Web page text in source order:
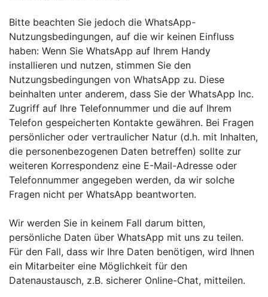
Bitte beachten Sie jedoch die WhatsApp-
Nutzungsbedingungen, auf die wir keinen Einfluss
haben: Wenn Sie WhatsApp auf Ihrem Handy
installieren und nutzen, stimmen Sie den
Nutzungsbedingungen von WhatsApp zu. Diese
beinhalten unter anderem, dass Sie der WhatsApp Inc.
Zugriff auf Ihre Telefonnummer und die auf Ihrem
Telefon gespeicherten Kontakte gewähren. Bei Fragen
persönlicher oder vertraulicher Natur (d.h. mit Inhalten,
die personenbezogenen Daten betreffen) sollte zur
weiteren Korrespondenz eine E-Mail-Adresse oder
Telefonnummer angegeben werden, da wir solche
Fragen nicht per WhatsApp beantworten.
Wir werden Sie in keinem Fall darum bitten,
persönliche Daten über WhatsApp mit uns zu teilen.
Für den Fall, dass wir Ihre Daten benötigen, wird Ihnen
ein Mitarbeiter eine Möglichkeit für den
Datenaustausch, z.B. sicherer Online-Chat, mitteilen.